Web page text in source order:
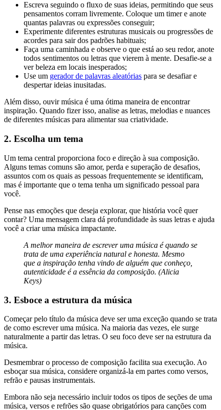
Escreva seguindo o fluxo de suas ideias, permitindo que seus
pensamentos corram livremente. Coloque um timer e anote
quantas palavras ou expressões conseguir;
Experimente diferentes estruturas musicais ou progressões de
acordes para sair dos padrões habituais;
Faça uma caminhada e observe o que está ao seu redor, anote
todos sentimentos ou letras que vierem à mente. Desafie-se a
ver beleza em locais inesperados;
Use um gerador de palavras aleatórias para se desafiar e
despertar ideias inusitadas.
Além disso, ouvir música é uma ótima maneira de encontrar
inspiração. Quando fizer isso, analise as letras, melodias e nuances
de diferentes músicas para alimentar sua criatividade.
2. Escolha um tema
Um tema central proporciona foco e direção à sua composição.
Alguns temas comuns são amor, perda e superação de desafios,
assuntos com os quais as pessoas frequentemente se identificam,
mas é importante que o tema tenha um significado pessoal para
você.
Pense nas emoções que deseja explorar, que história você quer
contar? Uma mensagem clara dá profundidade às suas letras e ajuda
você a criar uma música impactante.
A melhor maneira de escrever uma música é quando se
trata de uma experiência natural e honesta. Mesmo
que a inspiração tenha vindo de alguém que conheço,
autenticidade é a essência da composição. (Alicia
Keys)
3. Esboce a estrutura da música
Começar pelo título da música deve ser uma exceção quando se trata
de como escrever uma música. Na maioria das vezes, ele surge
naturalmente a partir das letras. O seu foco deve ser na estrutura da
música.
Desmembrar o processo de composição facilita sua execução. Ao
esboçar sua música, considere organizá-la em partes como versos,
refrão e pausas instrumentais.
Embora não seja necessário incluir todos os tipos de seções de uma
música, versos e refrões são quase obrigatórios para canções com